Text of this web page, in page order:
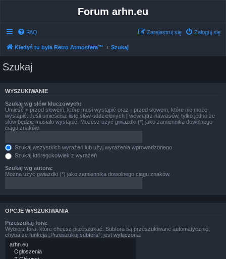
Forum arhn.eu
FAQ Zaloguj się
Zarejestruj się
Kiedyś tu była Retro Atmosfera™ Szukaj
Szukaj
WYSZUKIWANIE
Szukaj wg słów kluczowych:
Umieść + przed słowem, które musi wystąpić oraz - przed słowem, które nie może
wystąpić. Jeśli umieścisz listę słów oddzielonych | wewnątrz nawiasów, tylko jedno ze
słów będzie musiało wystąpić. Możesz użyć gwiazdki (*) jako zamiennika dowolnego
ciągu znaków.
Szukaj wszystkich wyrażeń lub użyj wyrażenia wprowadzonego
Szukaj któregokolwiek z wyrażeń
Szukaj wg autora:
Można użyć gwiazdki (*) jako zamiennika dowolnego ciągu znaków.
OPCJE WYSZUKIWANIA
Przeszukaj fora:
Wybierz fora, które chcesz przeszukać. Subfora są przeszukiwane automatycznie,
chyba że funkcja „Przeszukuj subfora”, jest wyłączona.